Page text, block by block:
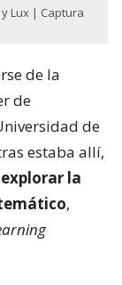
Lux | Captura
de la
de
de
estaba allí,
la
,